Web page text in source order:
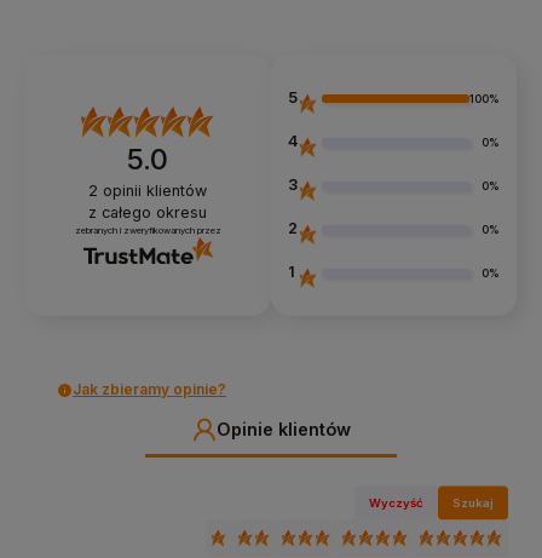
5.0
2 opinii klientów
z całego okresu
zebranych i zweryfikowanych przez
5 100%
4 0%
3 0%
2 0%
1 0%
Jak zbieramy opinie?
Opinie klientów
Wyczyść Szukaj